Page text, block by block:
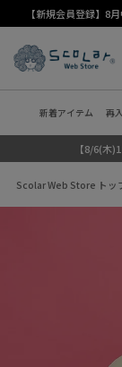
【新規会員登録】8
新着アイテム 再
【8/6(木
Scolar Web Store トッ